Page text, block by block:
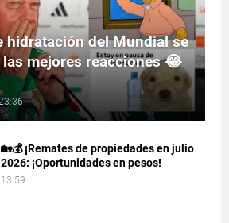
hidratación del Mundial se
mejores reacciones 😂
🏡💰 ¡Remates de propiedades en julio
2026: ¡Oportunidades en pesos!
13:59